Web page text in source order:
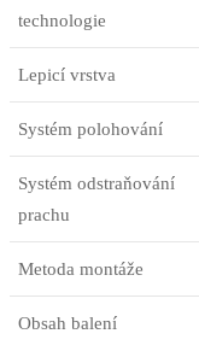
technologie
Lepicí vrstva
Systém polohování
Systém odstraňování
prachu
Metoda montáže
Obsah balení